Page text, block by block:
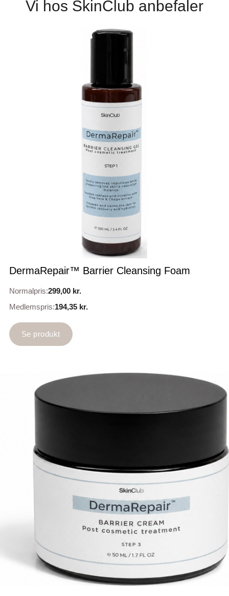
Vi hos SkinClub anbefaler
DermaRepair™ Barrier Cleansing Foam
Normalpris:299,00 kr.
Medlemspris:194,35 kr.
Se produkt